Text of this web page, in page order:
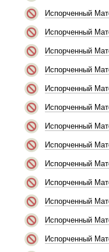
Испорченный
Испорченный
Испорченный
Испорченный
Испорченный
Испорченный
Испорченный
Испорченный
Испорченный
Испорченный
Испорченный
Испорченный
Испорченный